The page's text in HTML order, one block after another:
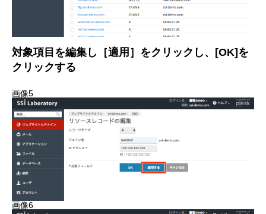
対象項目を編集し［適用］をクリックし、[OK]を
クリックする
画像5
画像6